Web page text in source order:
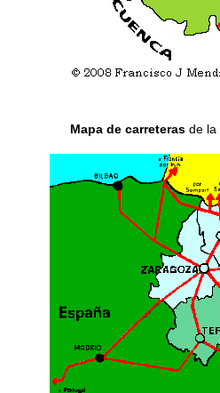
Mapa de carreteras de la